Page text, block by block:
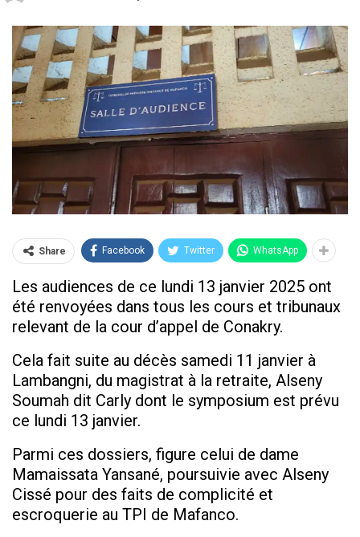
Share Facebook Twitter WhatsApp
Les audiences de ce lundi 13 janvier 2025 ont
été renvoyées dans tous les cours et tribunaux
relevant de la cour d’appel de Conakry.
Cela fait suite au décès samedi 11 janvier à
Lambangni, du magistrat à la retraite, Alseny
Soumah dit Carly dont le symposium est prévu
ce lundi 13 janvier.
Parmi ces dossiers, figure celui de dame
Mamaissata Yansané, poursuivie avec Alseny
Cissé pour des faits de complicité et
escroquerie au TPI de Mafanco.